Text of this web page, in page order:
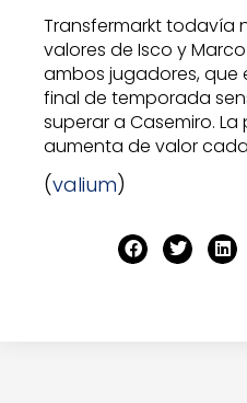
Transfermarkt todavía
valores de Isco y
ambos jugadores, que
final de temporada
superar a Casemiro.
aumenta de valor
(valium)